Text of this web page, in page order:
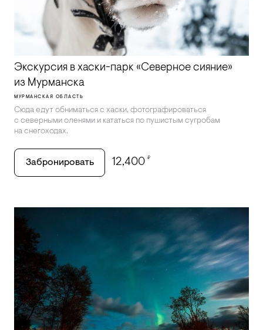
Экскурсия в хаски-парк «Северное сияние»
из Мурманска
МУРМАНСКАЯ ОБЛАСТЬ
Сюда едут обниматься с хаски, фотографироваться
с северными оленями и кататься по пушистым сугробам
на снегоходах.
Забронировать 12,400 ₽